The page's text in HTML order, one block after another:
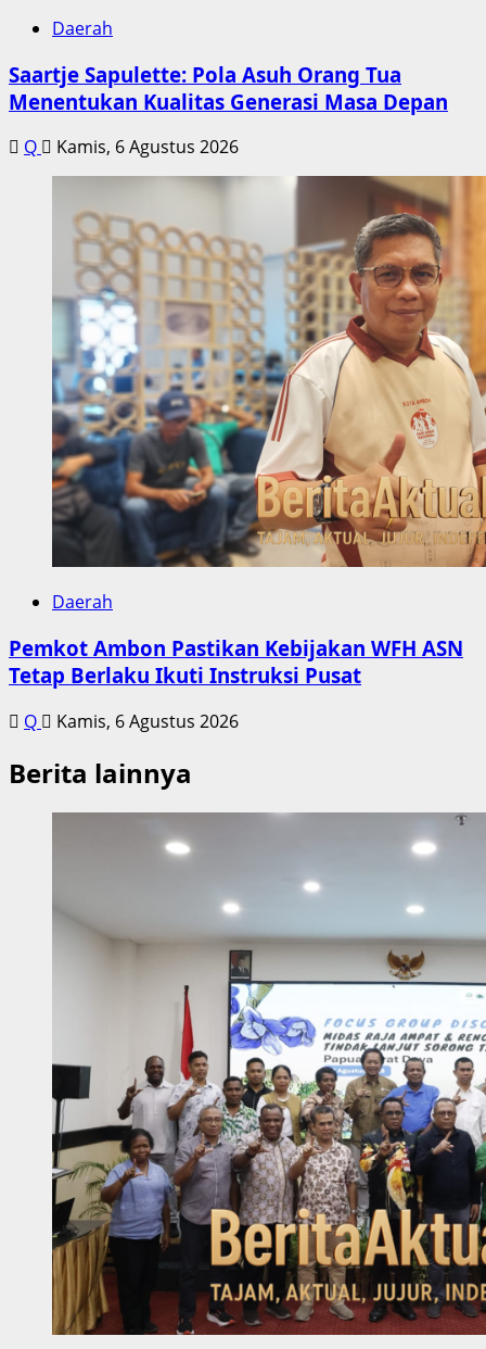
Daerah
Saartje Sapulette: Pola Asuh Orang Tua
Menentukan Kualitas Generasi Masa Depan
Q Kamis, 6 Agustus 2026
Daerah
Pemkot Ambon Pastikan Kebijakan WFH ASN
Tetap Berlaku Ikuti Instruksi Pusat
Q Kamis, 6 Agustus 2026
Berita lainnya